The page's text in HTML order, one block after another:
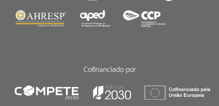
Cofinanciado por